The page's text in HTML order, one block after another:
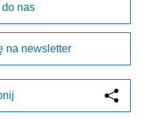
do nas
na newsletter